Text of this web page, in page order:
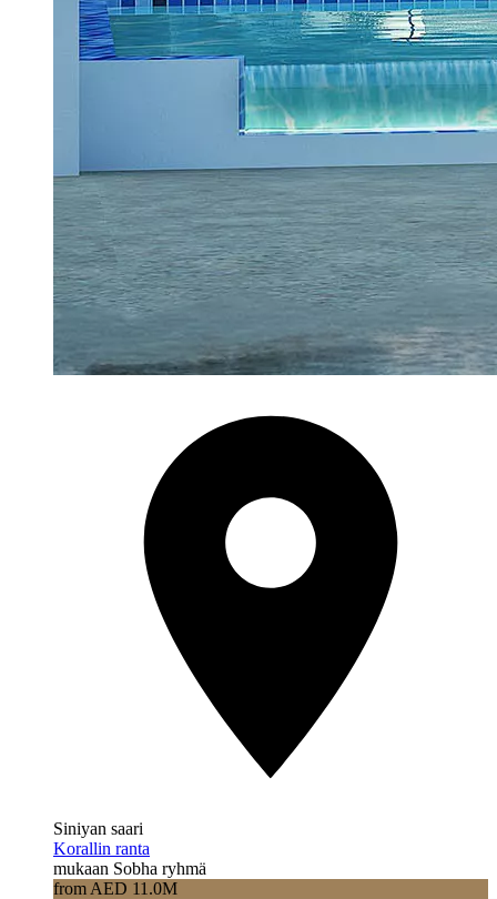
Siniyan saari
Korallin ranta
mukaan Sobha ryhmä
from AED 11.0M